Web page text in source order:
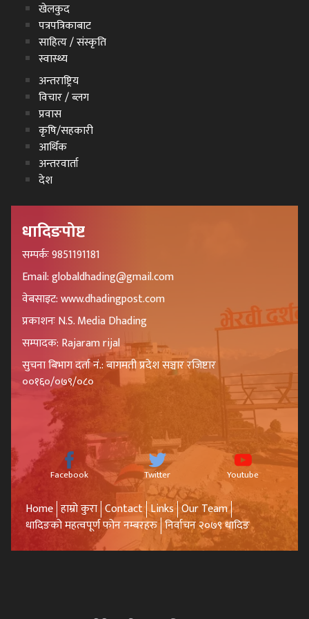
खेलकुद
पत्रपत्रिकाबाट
साहित्य / संस्कृति
स्वास्थ्य
अन्तराष्ट्रिय
विचार / ब्लग
प्रवास
कृषि/सहकारी
आर्थिक
अन्तरवार्ता
देश
धादिङपोष्ट
सम्पर्कः 9851191181
Email: globaldhading@gmail.com
वेबसाइट: www.dhadingpost.com
प्रकाशनः N.S. Media Dhading
सम्पादक: Rajaram rijal
सुचना बिभाग दर्ता नं.: बागमती प्रदेश सञ्चार रजिष्टार
००१६०/०७९/०८०
Facebook Twitter Youtube
Home हाम्रो कुरा Contact Links Our Team
धादिङको महत्वपूर्ण फोन नम्बरहरु निर्वाचन २०७९ धादिङ